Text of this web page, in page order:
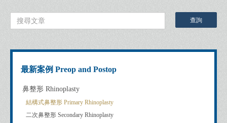
最新案例 Preop and Postop
鼻整形 Rhinoplasty
結構式鼻整形 Primary Rhinoplasty
二次鼻整形 Secondary Rhinoplasty